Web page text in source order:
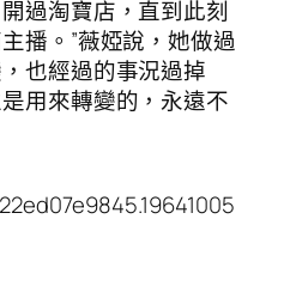
過淘寶店，直到此刻
播。”薇婭說，她做過
也經過的事況過掉
用來轉變的，永遠不